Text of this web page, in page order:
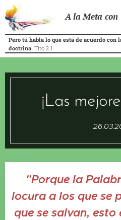
A la Meta con
Pero tú habla lo que está de acuerdo con
doctrina. Tito 2.1
¡Las
"Porque la
locura a los que se
que se salvan, esto